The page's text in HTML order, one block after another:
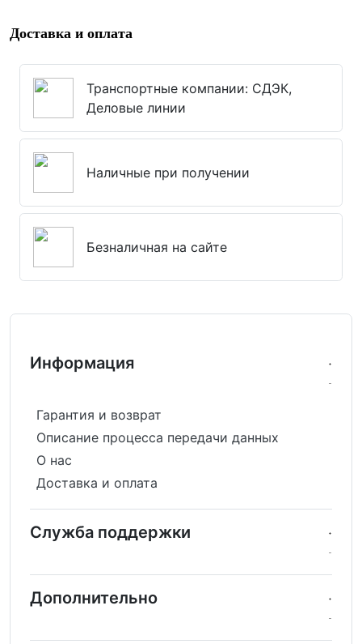
Доставка и оплата
Транспортные компании: СДЭК,
Деловые линии
Наличные при получении
Безналичная на сайте
Информация
Гарантия и возврат
Описание процесса передачи данных
О нас
Доставка и оплата
Служба поддержки
Дополнительно